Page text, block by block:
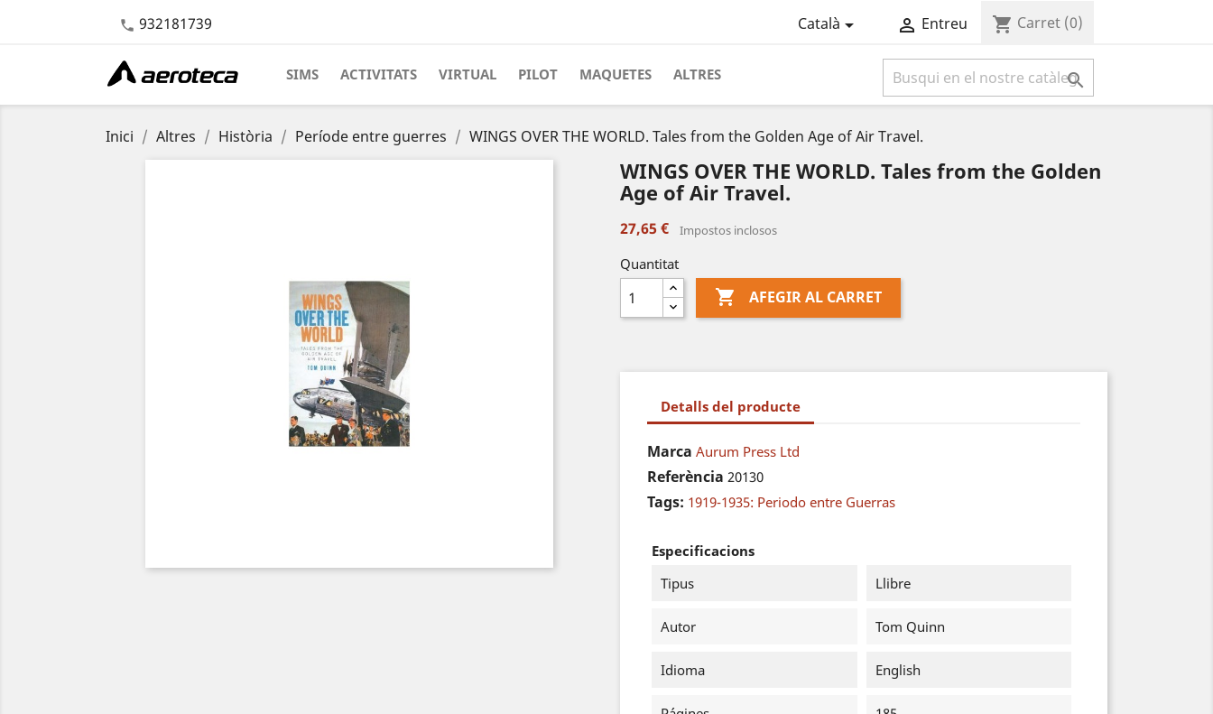
 932181739 Català  Entreu shopping_cart Carret (0)
SIMS ACTIVITATS VIRTUAL PILOT MAQUETES ALTRES 
Inici Altres Història Període entre guerres WINGS OVER THE WORLD. Tales from the Golden Age of Air Travel.
WINGS OVER THE WORLD. Tales from the Golden
Age of Air Travel.
27,65 € Impostos inclosos
Quantitat
 AFEGIR AL CARRET
Detalls del producte
Marca Aurum Press Ltd
Referència 20130
Tags: 1919-1935: Periodo entre Guerras
Especificacions
Tipus
Llibre
Autor Tom Quinn
Idioma English